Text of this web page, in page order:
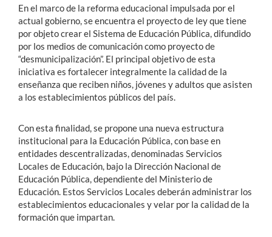
English
En el marco de la reforma educacional impulsada por el
actual gobierno, se encuentra el proyecto de ley que tiene
por objeto crear el Sistema de Educación Pública, difundido
por los medios de comunicación como proyecto de
“desmunicipalización”. El principal objetivo de esta
iniciativa es fortalecer integralmente la calidad de la
enseñanza que reciben niños, jóvenes y adultos que asisten
a los establecimientos públicos del país.
Con esta finalidad, se propone una nueva estructura
institucional para la Educación Pública, con base en
entidades descentralizadas, denominadas Servicios
Locales de Educación, bajo la Dirección Nacional de
Educación Pública, dependiente del Ministerio de
Educación. Estos Servicios Locales deberán administrar los
establecimientos educacionales y velar por la calidad de la
formación que impartan.